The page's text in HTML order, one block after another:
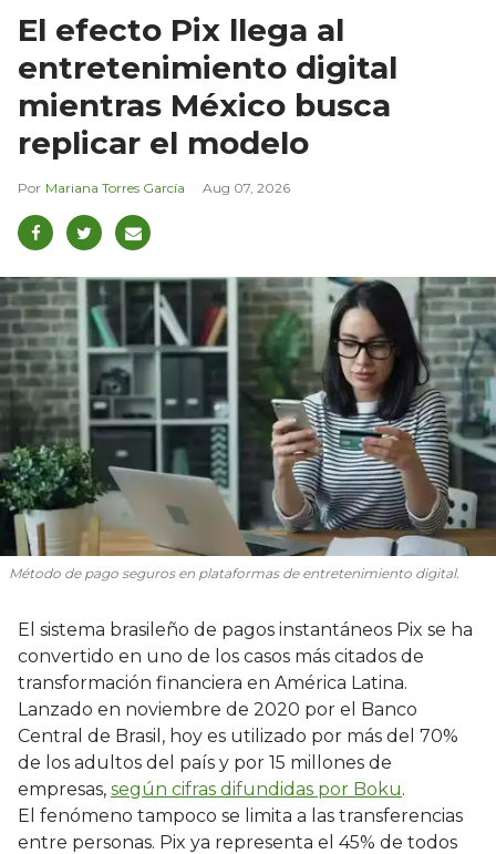
El efecto Pix llega al
entretenimiento digital
mientras México busca
replicar el modelo
Mariana Torres García Aug 07, 2026
Método de pago seguros en plataformas de entretenimiento digital.
El sistema brasileño de pagos instantáneos Pix se ha
convertido en uno de los casos más citados de
transformación financiera en América Latina.
Lanzado en noviembre de 2020 por el Banco
Central de Brasil, hoy es utilizado por más del 70%
de los adultos del país y por 15 millones de
empresas, según cifras difundidas por Boku.
El fenómeno tampoco se limita a las transferencias
entre personas. Pix ya representa el 45% de todos